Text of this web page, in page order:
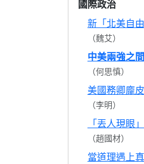
國際政治
新「北美自
（魏艾）
中美兩強之
（何思慎）
美國務卿龐
（李明）
「丟人現眼
（趙國材）
當道理遇上